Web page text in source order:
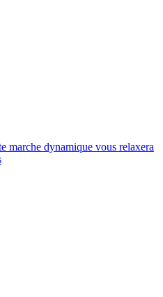
marche dynamique vous relaxera